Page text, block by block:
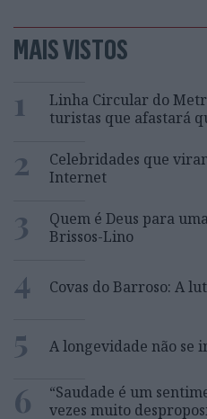
MAIS VISTOS
1
Linha Circular do
turistas que afastará
2
Celebridades que
Internet
3
Quem é Deus para
Brissos-Lino
4 Covas do Barroso: A
5 A longevidade não se
6
“Saudade é um
vezes muito